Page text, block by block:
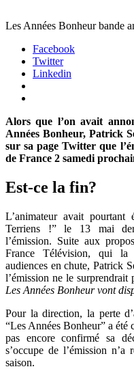
Les Années Bonheur bande
Facebook
Twitter
Linkedin
Alors que l’on avait
Années Bonheur, Patrick
sur sa page Twitter que
de France 2 samedi
Est-ce la fin?
L’animateur avait
Terriens !” le 13 mai
l’émission. Suite aux
France Télévision, qui la
audiences en chute, Patrick
l’émission ne le surprendrait
Les Années Bonheur vont
Pour la direction, la perte
“Les Années Bonheur” a été
pas encore confirmé sa
s’occupe de l’émission
saison.